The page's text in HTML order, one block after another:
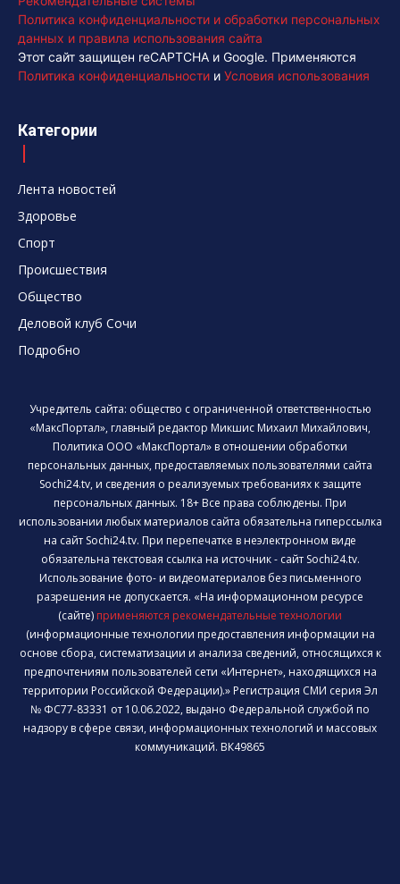
Политика конфиденциальности и обработки персональных
данных и правила использования сайта
Этот сайт защищен reCAPTCHA и Google. Применяются
Политика конфиденциальности и Условия использования
Категории
Лента новостей
Здоровье
Спорт
Происшествия
Общество
Деловой клуб Сочи
Подробно
Учредитель сайта: общество с ограниченной ответственностью
«МаксПортал», главный редактор Микшис Михаил Михайлович,
Политика ООО «МаксПортал» в отношении обработки
персональных данных, предоставляемых пользователями сайта
Sochi24.tv, и сведения о реализуемых требованиях к защите
персональных данных. 18+ Все права соблюдены. При
использовании любых материалов сайта обязательна гиперссылка
на сайт Sochi24.tv. При перепечатке в неэлектронном виде
обязательна текстовая ссылка на источник - сайт Sochi24.tv.
Использование фото- и видеоматериалов без письменного
разрешения не допускается. «На информационном ресурсе
(сайте) применяются рекомендательные технологии
(информационные технологии предоставления информации на
основе сбора, систематизации и анализа сведений, относящихся к
предпочтениям пользователей сети «Интернет», находящихся на
территории Российской Федерации).» Регистрация СМИ серия Эл
№ ФС77-83331 от 10.06.2022, выдано Федеральной службой по
надзору в сфере связи, информационных технологий и массовых
коммуникаций. ВК49865